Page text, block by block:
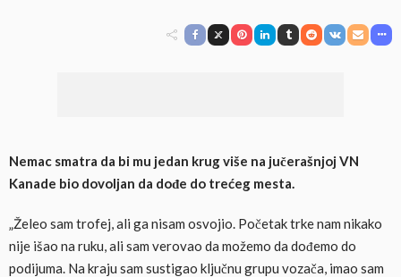
Nemac smatra da bi mu jedan krug više na jučerašnjoj VN
Kanade bio dovoljan da dođe do trećeg mesta.
„Želeo sam trofej, ali ga nisam osvojio. Početak trke nam nikako
nije išao na ruku, ali sam verovao da možemo da dođemo do
podijuma. Na kraju sam sustigao ključnu grupu vozača, imao sam